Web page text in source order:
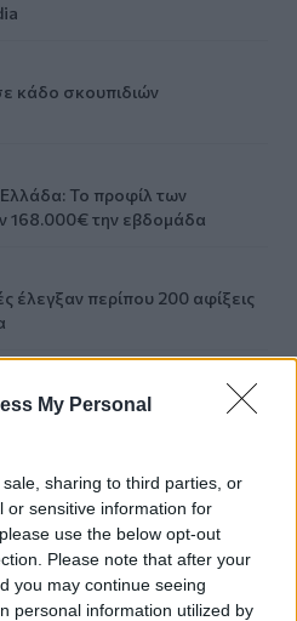
My Personal
sharing to third parties, or
or sensitive information for
use the below opt-out
Please note that after your
you may continue seeing
personal information utilized by
κάδο σκουπιδιών
Το προφίλ των
168.000€ την εβδομάδα
έλεγξαν περίπου 200 αφίξεις
χλμ την ώρα - Παραμένει ο
και ο τεχνικός
μηχανισμός